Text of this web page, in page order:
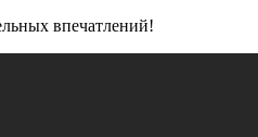
впечатлений!